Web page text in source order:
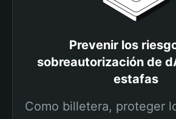
Prevenir los
sobreautorización de
estafas
Como billetera, proteger